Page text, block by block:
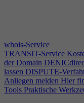
whois-Service
TRANSIT-Service
der Domain
lassen DISPUTE-
Anliegen melden Hier
Tools Praktische